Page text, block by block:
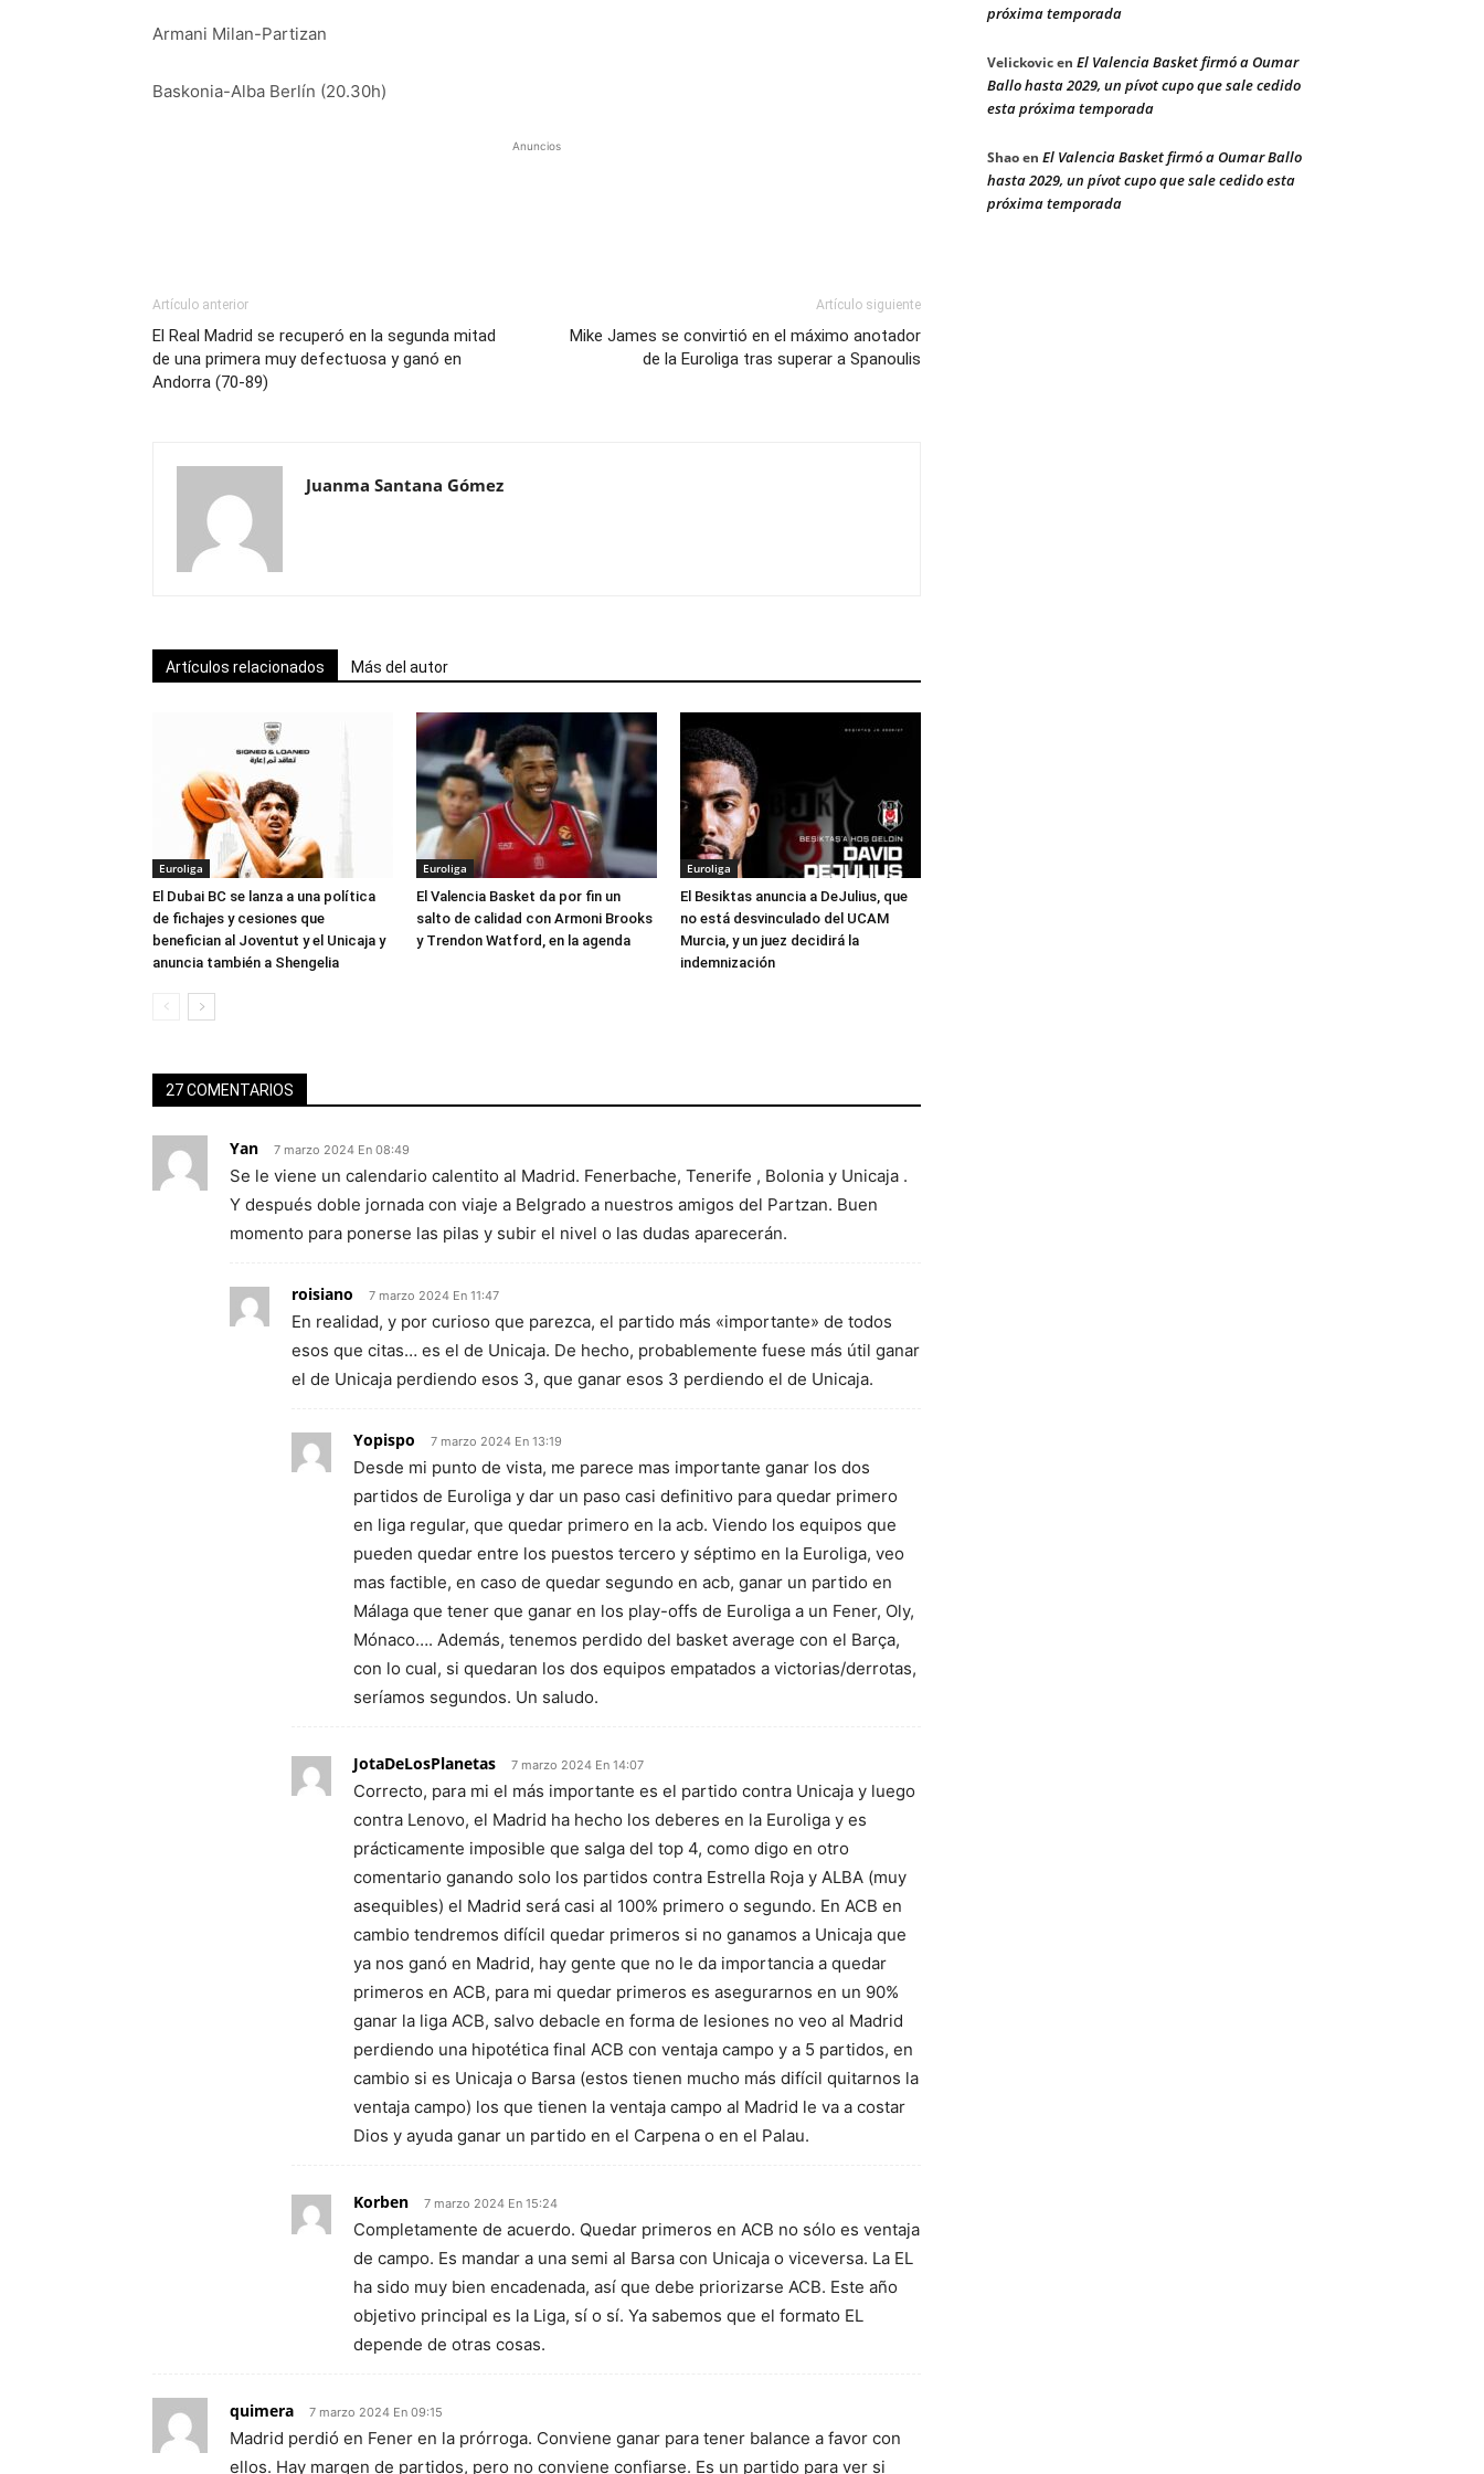
Armani Milan-Partizan
Baskonia-Alba Berlín (20.30h)
Anuncios
Artículo anterior
El Real Madrid se recuperó en la segunda mitad
de una primera muy defectuosa y ganó en
Andorra (70-89)
Artículo siguiente
Mike James se convirtió en el máximo anotador
de la Euroliga tras superar a Spanoulis
Juanma Santana Gómez
Artículos relacionados Más del autor
Euroliga
El Dubai BC se lanza a una política
de fichajes y cesiones que
benefician al Joventut y el Unicaja y
anuncia también a Shengelia
Euroliga
El Valencia Basket da por fin un
salto de calidad con Armoni Brooks
y Trendon Watford, en la agenda
Euroliga
El Besiktas anuncia a DeJulius, que
no está desvinculado del UCAM
Murcia, y un juez decidirá la
indemnización
27 COMENTARIOS
Yan 7 marzo 2024 En 08:49
Se le viene un calendario calentito al Madrid. Fenerbache, Tenerife , Bolonia y Unicaja .
Y después doble jornada con viaje a Belgrado a nuestros amigos del Partzan. Buen
momento para ponerse las pilas y subir el nivel o las dudas aparecerán.
roisiano 7 marzo 2024 En 11:47
En realidad, y por curioso que parezca, el partido más «importante» de todos
esos que citas… es el de Unicaja. De hecho, probablemente fuese más útil ganar
el de Unicaja perdiendo esos 3, que ganar esos 3 perdiendo el de Unicaja.
Yopispo 7 marzo 2024 En 13:19
Desde mi punto de vista, me parece mas importante ganar los dos
partidos de Euroliga y dar un paso casi definitivo para quedar primero
en liga regular, que quedar primero en la acb. Viendo los equipos que
pueden quedar entre los puestos tercero y séptimo en la Euroliga, veo
mas factible, en caso de quedar segundo en acb, ganar un partido en
Málaga que tener que ganar en los play-offs de Euroliga a un Fener, Oly,
Mónaco…. Además, tenemos perdido del basket average con el Barça,
con lo cual, si quedaran los dos equipos empatados a victorias/derrotas,
seríamos segundos. Un saludo.
JotaDeLosPlanetas 7 marzo 2024 En 14:07
Correcto, para mi el más importante es el partido contra Unicaja y luego
contra Lenovo, el Madrid ha hecho los deberes en la Euroliga y es
prácticamente imposible que salga del top 4, como digo en otro
comentario ganando solo los partidos contra Estrella Roja y ALBA (muy
asequibles) el Madrid será casi al 100% primero o segundo. En ACB en
cambio tendremos difícil quedar primeros si no ganamos a Unicaja que
ya nos ganó en Madrid, hay gente que no le da importancia a quedar
primeros en ACB, para mi quedar primeros es asegurarnos en un 90%
ganar la liga ACB, salvo debacle en forma de lesiones no veo al Madrid
perdiendo una hipotética final ACB con ventaja campo y a 5 partidos, en
cambio si es Unicaja o Barsa (estos tienen mucho más difícil quitarnos la
ventaja campo) los que tienen la ventaja campo al Madrid le va a costar
Dios y ayuda ganar un partido en el Carpena o en el Palau.
Korben 7 marzo 2024 En 15:24
Completamente de acuerdo. Quedar primeros en ACB no sólo es ventaja
de campo. Es mandar a una semi al Barsa con Unicaja o viceversa. La EL
ha sido muy bien encadenada, así que debe priorizarse ACB. Este año
objetivo principal es la Liga, sí o sí. Ya sabemos que el formato EL
depende de otras cosas.
quimera 7 marzo 2024 En 09:15
Madrid perdió en Fener en la prórroga. Conviene ganar para tener balance a favor con
ellos. Hay margen de partidos, pero no conviene confiarse. Es un partido para ver si
próxima temporada
Velickovicen El Valencia Basket firmó a Oumar
Ballo hasta 2029, un pívot cupo que sale cedido
esta próxima temporada
Shaoen El Valencia Basket firmó a Oumar Ballo
hasta 2029, un pívot cupo que sale cedido esta
próxima temporada